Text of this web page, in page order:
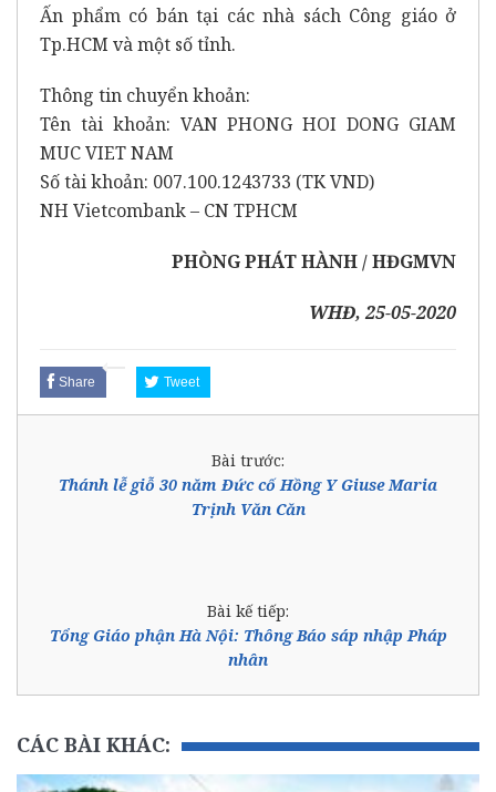
Ấn phẩm có bán tại các nhà sách Công giáo ở
Tp.HCM và một số tỉnh.
Thông tin chuyển khoản:
Tên tài khoản: VAN PHONG HOI DONG GIAM
MUC VIET NAM
Số tài khoản: 007.100.1243733 (TK VND)
NH Vietcombank – CN TPHCM
PHÒNG PHÁT HÀNH / HĐGMVN
WHĐ, 25-05-2020
Share Tweet
Bài trước:
Thánh lễ giỗ 30 năm Đức cố Hồng Y Giuse Maria
Trịnh Văn Căn
Bài kế tiếp:
Tổng Giáo phận Hà Nội: Thông Báo sáp nhập Pháp
nhân
CÁC BÀI KHÁC: